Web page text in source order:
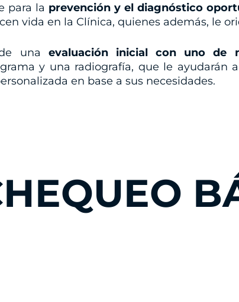
para la prevención y el diagnóstico
vida en la Clínica, quienes además, le
una evaluación inicial con uno de
y una radiografía, que le ayudarán
en base a sus necesidades.